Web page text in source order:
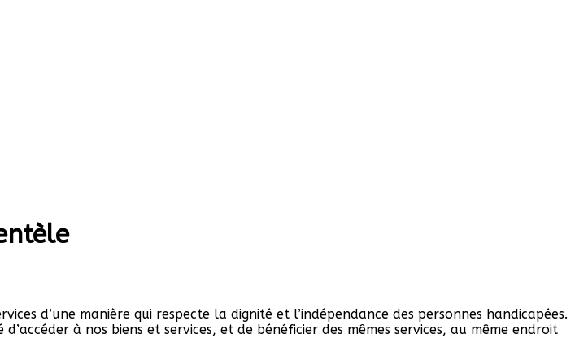
d’une manière qui respecte la dignité et l’indépendance des personnes handicapées.
à nos biens et services, et de bénéficier des mêmes services, au même endroit